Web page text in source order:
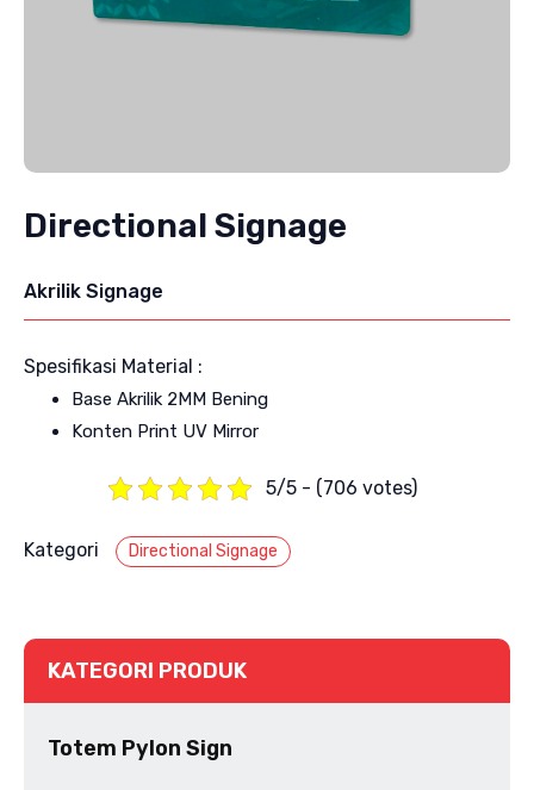
Directional Signage
Akrilik Signage
Spesifikasi Material :
Base Akrilik 2MM Bening
Konten Print UV Mirror
5/5 - (706 votes)
Kategori Directional Signage
KATEGORI PRODUK
Totem Pylon Sign